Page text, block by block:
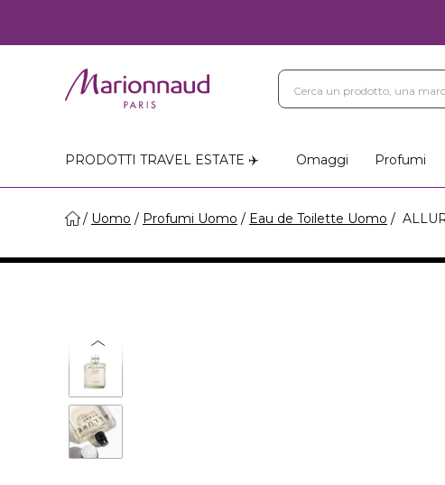
PRODOTTI TRAVEL ESTATE ✈️
Omaggi Profumi
Uomo Profumi Uomo Eau de Toilette Uomo